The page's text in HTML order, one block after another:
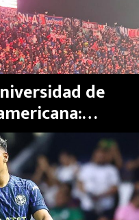
de
brutalidad y